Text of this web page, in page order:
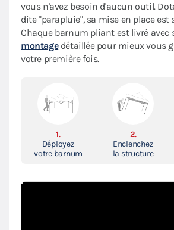
vous n'avez besoin d'aucun outil.
dite "parapluie", sa mise en place est
Chaque barnum pliant est livré avec
montagedétaillée pour mieux vous
votre première fois.
1.
Déployez
votre barnum
2.
Enclenchez
la structure